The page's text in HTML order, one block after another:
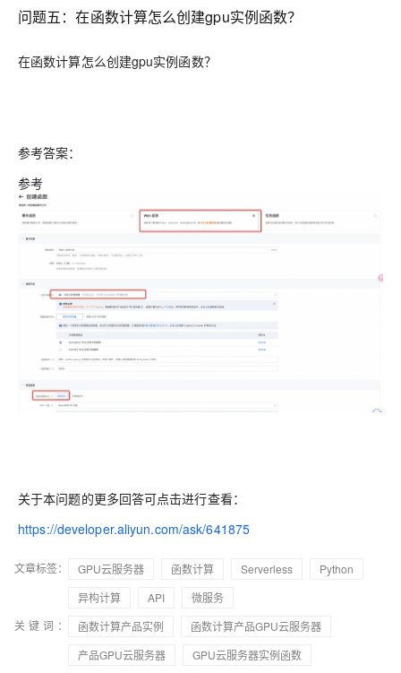
问题五：在函数计算怎么创建gpu实例函数？
在函数计算怎么创建gpu实例函数？
参考答案：
参考
关于本问题的更多回答可点击进行查看：
https://developer.aliyun.com/ask/641875
文章标签： GPU云服务器 函数计算 Serverless
Python
异构计算
API
微服务
关键词：
函数计算产品实例
函数计算产品GPU云服务器
产品GPU云服务器
GPU云服务器实例函数